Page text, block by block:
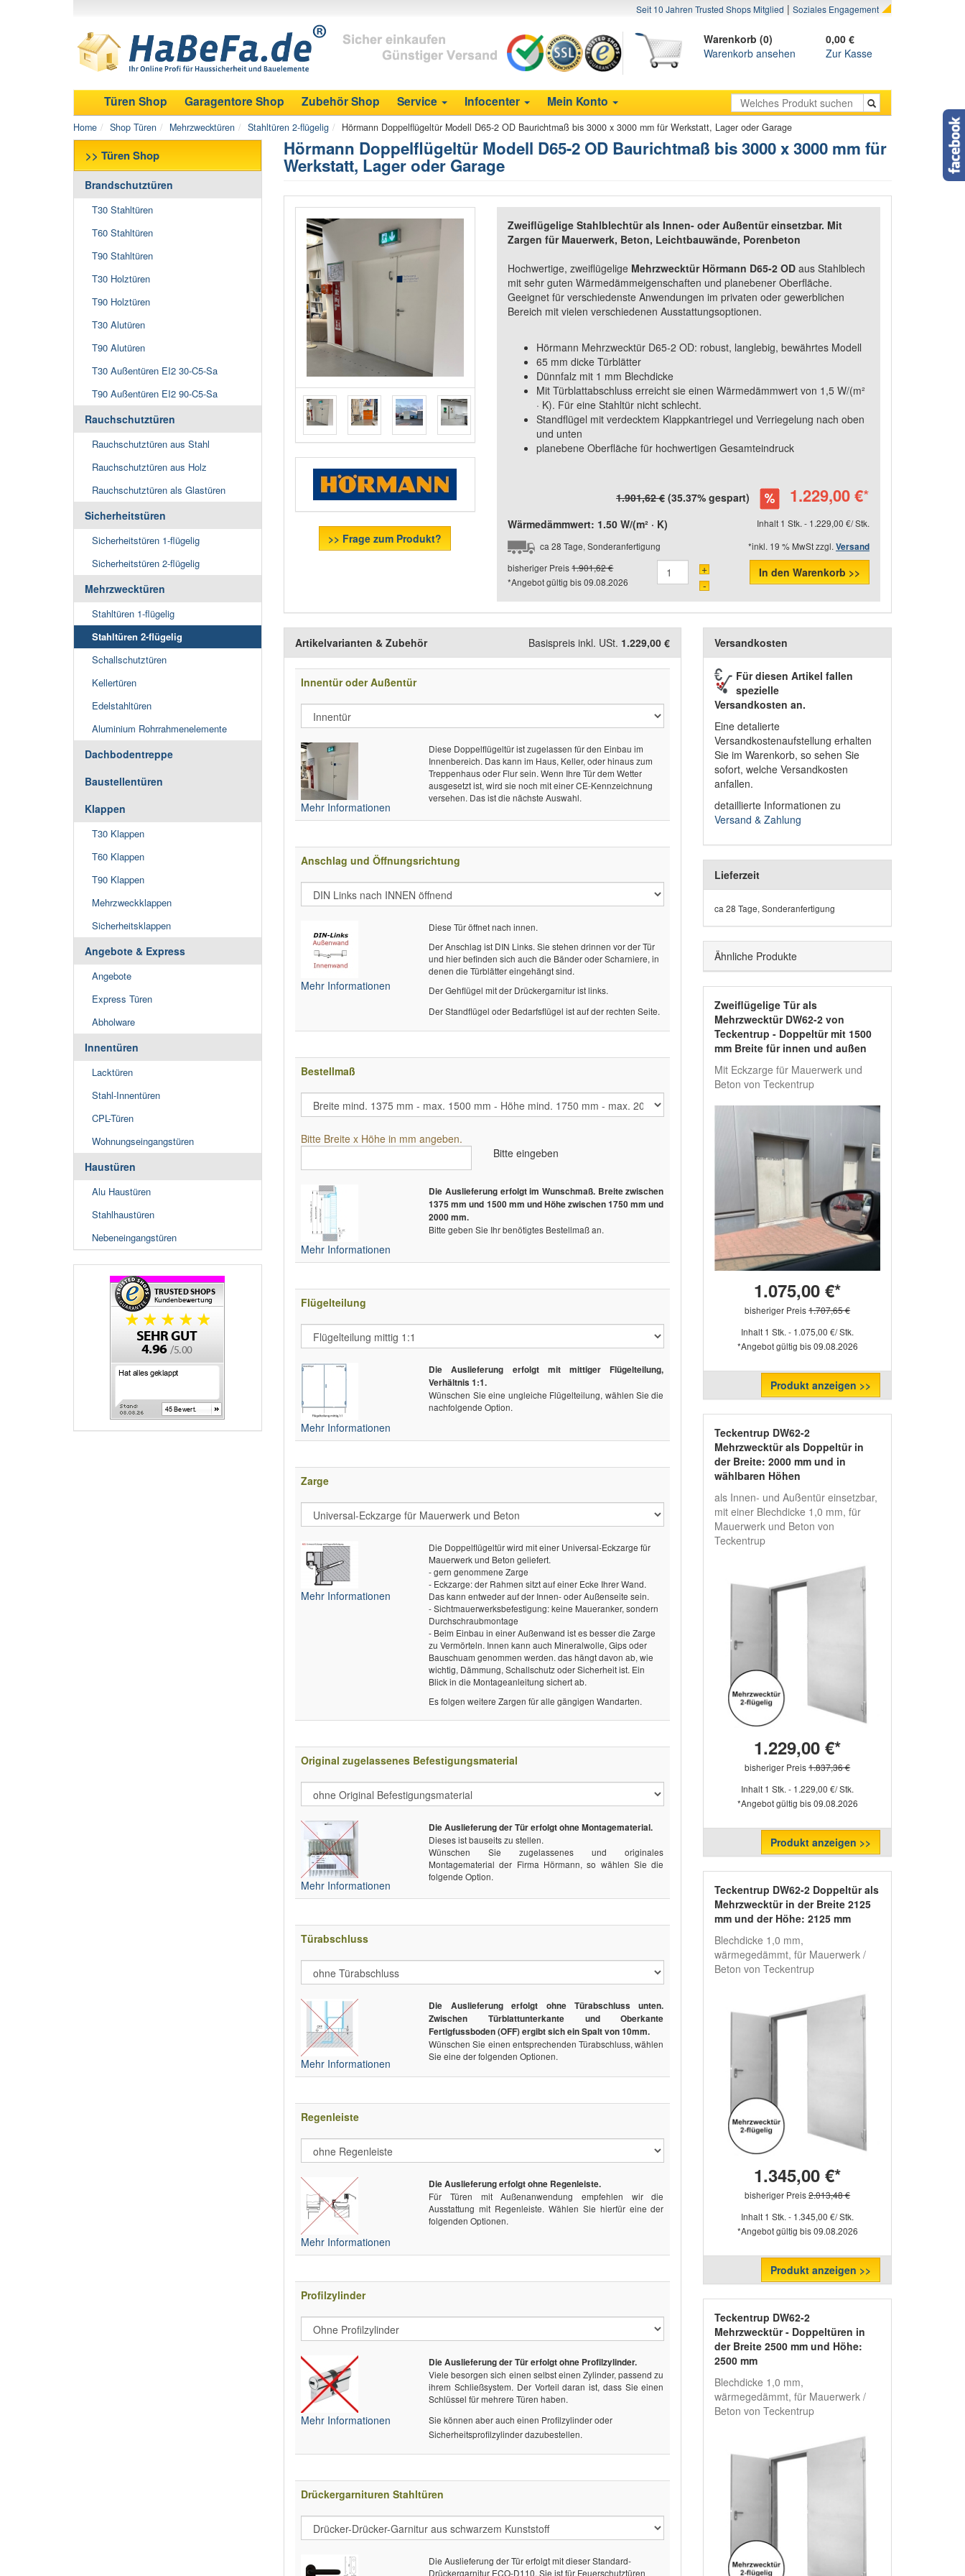
Seit 10 Jahren Trusted Shops Mitglied | Soziales Engagement
Warenkorb (0)
0,00 €
Warenkorb ansehen
Zur Kasse
Türen Shop Garagentore Shop Zubehör Shop Service Infocenter Mein Konto
Home Shop Türen Mehrzwecktüren Stahltüren 2-flügelig Hörmann Doppelflügeltür Modell D65-2 OD Baurichtmaß bis 3000 x 3000 mm für Werkstatt, Lager oder Garage
>> Türen Shop
Brandschutztüren
T30 Stahltüren
T60 Stahltüren
T90 Stahltüren
T30 Holztüren
T90 Holztüren
T30 Alutüren
T90 Alutüren
T30 Außentüren EI2 30-C5-Sa
T90 Außentüren EI2 90-C5-Sa
Rauchschutztüren
Rauchschutztüren aus Stahl
Rauchschutztüren aus Holz
Rauchschutztüren als Glastüren
Sicherheitstüren
Sicherheitstüren 1-flügelig
Sicherheitstüren 2-flügelig
Mehrzwecktüren
Stahltüren 1-flügelig
Stahltüren 2-flügelig
Schallschutztüren
Kellertüren
Edelstahltüren
Aluminium Rohrrahmenelemente
Dachbodentreppe
Baustellentüren
Klappen
T30 Klappen
T60 Klappen
T90 Klappen
Mehrzweckklappen
Sicherheitsklappen
Angebote & Express
Angebote
Express Türen
Abholware
Innentüren
Lacktüren
Stahl-Innentüren
CPL-Türen
Wohnungseingangstüren
Haustüren
Alu Haustüren
Stahlhaustüren
Nebeneingangstüren
Hörmann Doppelflügeltür Modell D65-2 OD Baurichtmaß bis 3000 x 3000 mm für
Werkstatt, Lager oder Garage
>> Frage zum Produkt?
Zweiflügelige Stahlblechtür als Innen- oder Außentür einsetzbar. Mit
Zargen für Mauerwerk, Beton, Leichtbauwände, Porenbeton
Hochwertige, zweiflügelige Mehrzwecktür Hörmann D65-2 OD aus Stahlblech
mit sehr guten Wärmedämmeigenschaften und planebener Oberfläche.
Geeignet für verschiedenste Anwendungen im privaten oder gewerblichen
Bereich mit vielen verschiedenen Ausstattungsoptionen.
Hörmann Mehrzwecktür D65-2 OD: robust, langlebig, bewährtes Modell
65 mm dicke Türblätter
Dünnfalz mit 1 mm Blechdicke
Mit Türblattabschluss erreicht sie einen Wärmedämmwert von 1,5 W/(m²
· K). Für eine Stahltür nicht schlecht.
Standflügel mit verdecktem Klappkantriegel und Verriegelung nach oben
und unten
planebene Oberfläche für hochwertigen Gesamteindruck
1.901,62 €(35.37% gespart) 1.229,00 €*
Wärmedämmwert: 1.50 W/(m² · K)
Inhalt 1 Stk. - 1.229,00 €/ Stk.
ca 28 Tage, Sonderanfertigung
*inkl. 19 % MwSt zzgl.Versand
bisheriger Preis1.901,62 €
*Angebot gültig bis09.08.2026
+
-
In den Warenkorb >>
Artikelvarianten & Zubehör Basispreis inkl. USt. 1.229,00 €
Innentür oder Außentür
Mehr Informationen
Diese Doppelflügeltür ist zugelassen für den Einbau im
Innenbereich. Das kann im Haus, Keller, oder hinaus zum
Treppenhaus oder Flur sein. Wenn Ihre Tür dem Wetter
ausgesetzt ist, wird sie noch mit einer CE-Kennzeichnung
versehen. Das ist die nächste Auswahl.
Anschlag und Öffnungsrichtung
Mehr Informationen
Diese Tür öffnet nach innen.
Der Anschlag ist DIN Links. Sie stehen drinnen vor der Tür
und hier befinden sich auch die Bänder oder Scharniere, in
denen die Türblätter eingehängt sind.
Der Gehflügel mit der Drückergarnitur ist links.
Der Standflügel oder Bedarfsflügel ist auf der rechten Seite.
Bestellmaß
Bitte Breite x Höhe in mm angeben.
Bitte eingeben
Mehr Informationen
Die Auslieferung erfolgt im Wunschmaß. Breite zwischen
1375 mm und 1500 mm und Höhe zwischen 1750 mm und
2000 mm.
Bitte geben Sie Ihr benötigtes Bestellmaß an.
Flügelteilung
Mehr Informationen
Die Auslieferung erfolgt mit mittiger Flügelteilung,
Verhältnis 1:1.
Wünschen Sie eine ungleiche Flügelteilung, wählen Sie die
nachfolgende Option.
Zarge
Mehr Informationen
Die Doppelflügeltür wird mit einer Universal-Eckzarge für
Mauerwerk und Beton geliefert.
- gern genommene Zarge
- Eckzarge: der Rahmen sitzt auf einer Ecke Ihrer Wand.
Das kann entweder auf der Innen- oder Außenseite sein.
- Sichtmauerwerksbefestigung: keine Maueranker, sondern
Durchschraubmontage
- Beim Einbau in einer Außenwand ist es besser die Zarge
zu Vermörteln. Innen kann auch Mineralwolle, Gips oder
Bauschuam genommen werden. das hängt davon ab, wie
wichtig, Dämmung, Schallschutz oder Sicherheit ist. Ein
Blick in die Montageanleitung sichert ab.
Es folgen weitere Zargen für alle gängigen Wandarten.
Original zugelassenes Befestigungsmaterial
Mehr Informationen
Die Auslieferung der Tür erfolgt ohne Montagematerial.
Dieses ist bauseits zu stellen.
Wünschen Sie zugelassenes und originales
Montagematerial der Firma Hörmann, so wählen Sie die
folgende Option.
Türabschluss
Mehr Informationen
Die Auslieferung erfolgt ohne Türabschluss unten.
Zwischen Türblattunterkante und Oberkante
Fertigfussboden (OFF) ergibt sich ein Spalt von 10mm.
Wünschen Sie einen entsprechenden Türabschluss, wählen
Sie eine der folgenden Optionen.
Regenleiste
Mehr Informationen
Die Auslieferung erfolgt ohne Regenleiste.
Für Türen mit Außenanwendung empfehlen wir die
Ausstattung mit Regenleiste. Wählen Sie hierfür eine der
folgenden Optionen.
Profilzylinder
Mehr Informationen
Die Auslieferung der Tür erfolgt ohne Profilzylinder.
Viele besorgen sich einen selbst einen Zylinder, passend zu
ihrem Schließsystem. Der Vorteil daran ist, dass Sie einen
Schlüssel für mehrere Türen haben.
Sie können aber auch einen Profilzylinder oder
Sicherheitsprofilzylinder dazubestellen.
Drückergarnituren Stahltüren
Die Auslieferung der Tür erfolgt mit dieser Standard-
Drückergarnitur ECO-D110. Sie ist für Feuerschutztüren
Versandkosten
Für diesen Artikel fallen
spezielle
Versandkosten an.
Eine detalierte
Versandkostenaufstellung erhalten
Sie im Warenkorb, so sehen Sie
sofort, welche Versandkosten
anfallen.
detaillierte Informationen zu
Versand & Zahlung
Lieferzeit
ca 28 Tage, Sonderanfertigung
Ähnliche Produkte
Zweiflügelige Tür als
Mehrzwecktür DW62-2 von
Teckentrup - Doppeltür mit 1500
mm Breite für innen und außen
Mit Eckzarge für Mauerwerk und
Beton von Teckentrup
1.075,00 €*
bisheriger Preis1.707,65 €
Inhalt 1 Stk. - 1.075,00 €/ Stk.
*Angebot gültig bis 09.08.2026
Produkt anzeigen >>
Teckentrup DW62-2
Mehrzwecktür als Doppeltür in
der Breite: 2000 mm und in
wählbaren Höhen
als Innen- und Außentür einsetzbar,
mit einer Blechdicke 1,0 mm, für
Mauerwerk und Beton von
Teckentrup
1.229,00 €*
bisheriger Preis1.837,36 €
Inhalt 1 Stk. - 1.229,00 €/ Stk.
*Angebot gültig bis 09.08.2026
Produkt anzeigen >>
Teckentrup DW62-2 Doppeltür als
Mehrzwecktür in der Breite 2125
mm und der Höhe: 2125 mm
Blechdicke 1,0 mm,
wärmegedämmt, für Mauerwerk /
Beton von Teckentrup
1.345,00 €*
bisheriger Preis2.013,48 €
Inhalt 1 Stk. - 1.345,00 €/ Stk.
*Angebot gültig bis 09.08.2026
Produkt anzeigen >>
Teckentrup DW62-2
Mehrzwecktür - Doppeltüren in
der Breite 2500 mm und Höhe:
2500 mm
Blechdicke 1,0 mm,
wärmegedämmt, für Mauerwerk /
Beton von Teckentrup